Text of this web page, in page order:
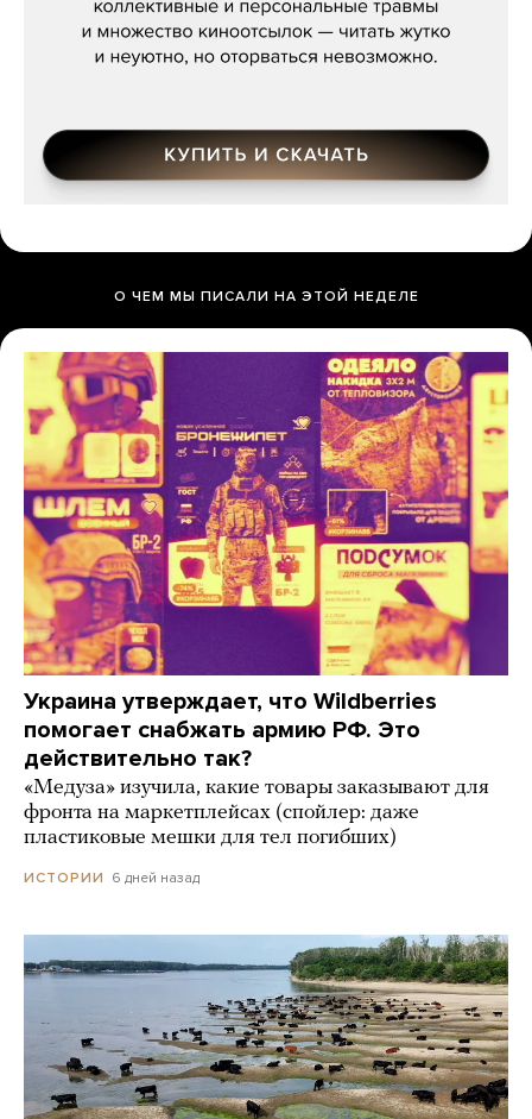
О ЧЕМ МЫ ПИСАЛИ НА ЭТОЙ НЕДЕЛЕ
Украина утверждает, что Wildberries
помогает снабжать армию РФ. Это
действительно так?
«Медуза» изучила, какие товары заказывают для
фронта на маркетплейсах (спойлер: даже
пластиковые мешки для тел погибших)
ИСТОРИИ 6 дней назад